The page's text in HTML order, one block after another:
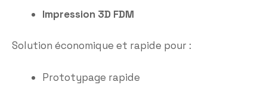
Impression 3D FDM
Solution économique et rapide pour :
Prototypage rapide